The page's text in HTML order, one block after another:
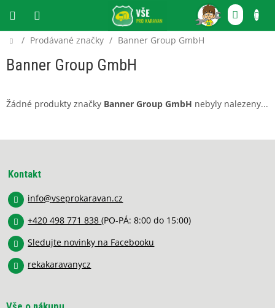
obsah
CZK
Domů
/ Prodávané značky / Banner Group GmbH
Banner Group GmbH
Žádné produkty značky Banner Group GmbH nebyly nalezeny...
Kontakt
info@vseprokaravan.cz
+420 498 771 838(PO-PÁ: 8:00 do 15:00)
Sledujte novinky na Facebooku
rekakaravanycz